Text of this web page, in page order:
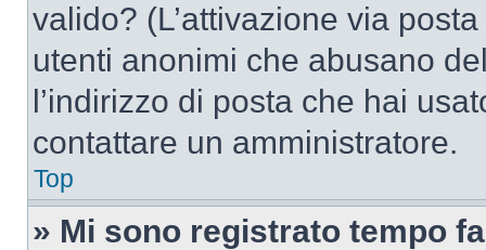
valido? (L’attivazione via
utenti anonimi che abusano
l’indirizzo di posta che hai
contattare un amministratore.
Top
» Mi sono registrato tempo